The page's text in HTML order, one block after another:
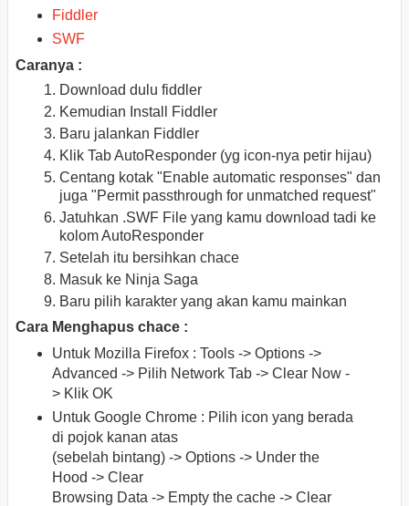
Fiddler
SWF
Caranya :
Download dulu fiddler
Kemudian Install Fiddler
Baru jalankan Fiddler
Klik Tab AutoResponder (yg icon-nya petir hijau)
Centang kotak "Enable automatic responses" dan
juga "Permit passthrough for unmatched request"
Jatuhkan .SWF File yang kamu download tadi ke
kolom AutoResponder
Setelah itu bersihkan chace
Masuk ke Ninja Saga
Baru pilih karakter yang akan kamu mainkan
Cara Menghapus chace :
Untuk Mozilla Firefox : Tools -> Options ->
Advanced -> Pilih Network Tab -> Clear Now -
> Klik OK
Untuk Google Chrome : Pilih icon yang berada
di pojok kanan atas
(sebelah bintang) -> Options -> Under the
Hood -> Clear
Browsing Data -> Empty the cache -> Clear